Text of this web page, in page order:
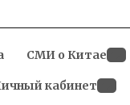
СМИ о Китае
кабинет